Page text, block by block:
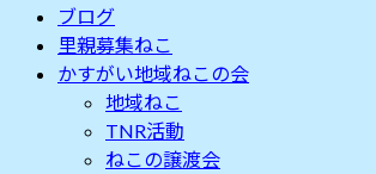
ブログ
里親募集ねこ
かすがい地域ねこの会
地域ねこ
TNR活動
ねこの譲渡会